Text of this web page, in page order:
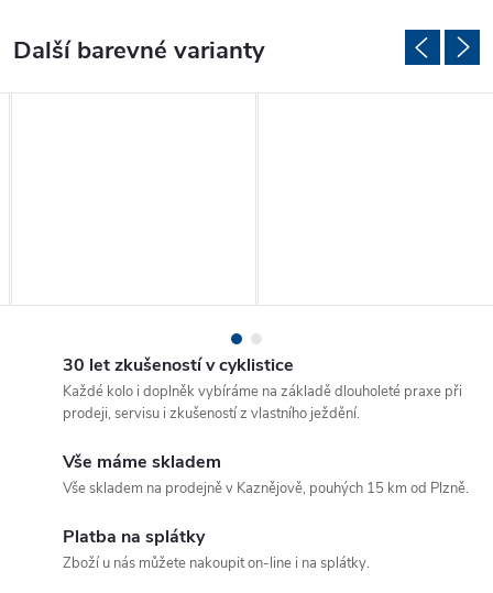
30 let zkušeností v cyklistice
Každé kolo i doplněk vybíráme na základě dlouholeté praxe při
prodeji, servisu i zkušeností z vlastního ježdění.
Vše máme skladem
Vše skladem na prodejně v Kaznějově, pouhých 15 km od Plzně.
Platba na splátky
Zboží u nás můžete nakoupit on-line i na splátky.